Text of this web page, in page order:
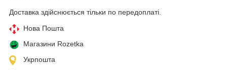
Доставка здійснюється тільки по передоплаті.
Нова Пошта
Магазини Rozetka
Укрпошта